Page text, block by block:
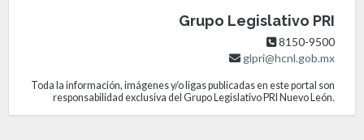
Grupo Legislativo PRI
8150-9500
glpri@hcnl.gob.mx
Toda la información, imágenes y/o ligas publicadas en este portal son
responsabilidad exclusiva del Grupo Legislativo PRI Nuevo León.